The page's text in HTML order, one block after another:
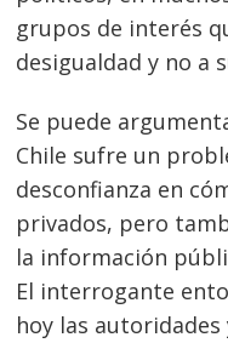
grupos de interés
desigualdad y no a
Se puede
Chile sufre un
desconfianza en
privados, pero
la información
El interrogante
hoy las